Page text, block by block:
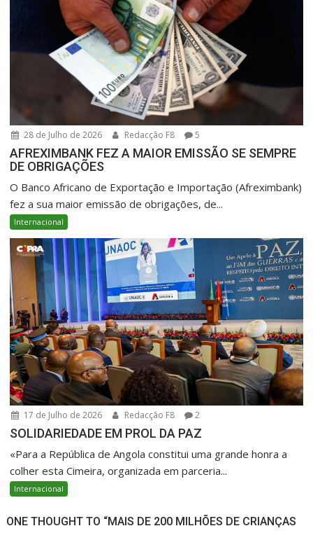
28 de Julho de 2026 Redacção F8 5
AFREXIMBANK FEZ A MAIOR EMISSÃO SE SEMPRE
DE OBRIGAÇÕES
O Banco Africano de Exportação e Importação (Afreximbank)
fez a sua maior emissão de obrigações, de...
Internacional
17 de Julho de 2026 Redacção F8 2
SOLIDARIEDADE EM PROL DA PAZ
«Para a República de Angola constitui uma grande honra a
colher esta Cimeira, organizada em parceria...
Internacional
ONE THOUGHT TO “MAIS DE 200 MILHÕES DE CRIANÇAS